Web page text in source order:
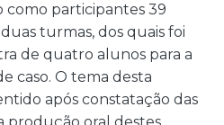
como participantes 39
turmas, dos quais foi
de quatro alunos para a
caso. O tema desta
após constatação das